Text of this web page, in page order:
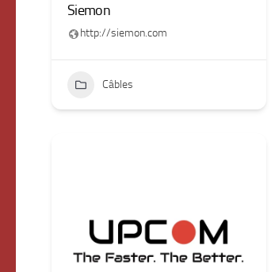
Siemon
http://siemon.com
Câbles